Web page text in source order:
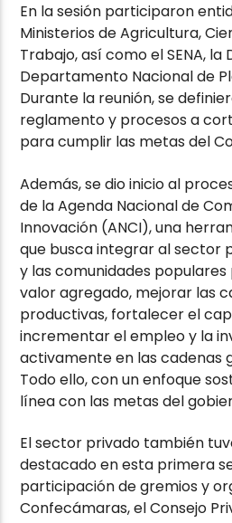
En la sesión participaron
Ministerios de Agricultura,
Trabajo, así como el SENA, la
Departamento Nacional de
Durante la reunión, se
reglamento y procesos a
para cumplir las metas del
Además, se dio inicio al
de la Agenda Nacional de
Innovación (ANCI), una
que busca integrar al sector
y las comunidades
valor agregado, mejorar las
productivas, fortalecer el
incrementar el empleo y la
activamente en las cadenas
Todo ello, con un enfoque
línea con las metas del
El sector privado también
destacado en esta primera
participación de gremios y
Confecámaras, el Consejo